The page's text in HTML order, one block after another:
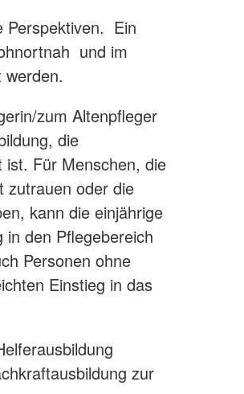
Perspektiven. Ein
und im
zum Altenpfleger
die
ist. Für Menschen, die
zutrauen oder die
kann die einjährige
den Pflegebereich
Personen ohne
Einstieg in das
zur